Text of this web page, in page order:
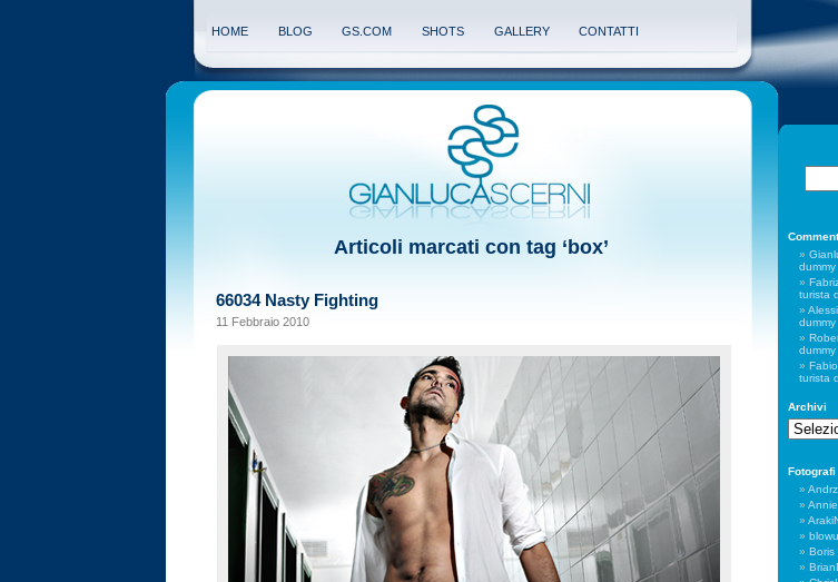
HOME BLOG GS.COM SHOTS GALLERY CONTATTI
Articoli marcati con tag ‘box’
66034 Nasty Fighting
11 Febbraio 2010
dummy
turista
dummy
dummy
turista
Archivi
Archivi
Fotografi
Boris